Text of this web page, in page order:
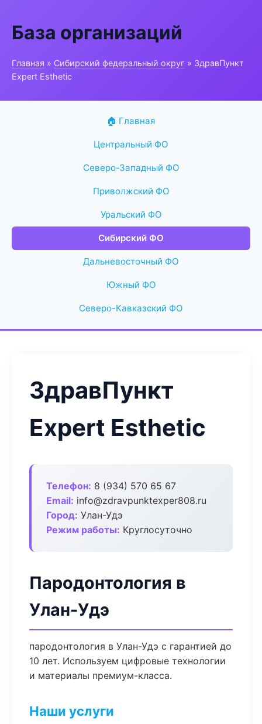
База организаций
Главная » Сибирский федеральный округ » ЗдравПункт
Expert Esthetic
🏠 Главная
Центральный ФО
Северо-Западный ФО
Приволжский ФО
Уральский ФО
Сибирский ФО
Дальневосточный ФО
Южный ФО
Северо-Кавказский ФО
ЗдравПункт
Expert Esthetic
Телефон: 8 (934) 570 65 67
Email: info@zdravpunktexper808.ru
Город: Улан-Удэ
Режим работы: Круглосуточно
Пародонтология в
Улан-Удэ
пародонтология в Улан-Удэ с гарантией до
10 лет. Используем цифровые технологии
и материалы премиум-класса.
Наши услуги